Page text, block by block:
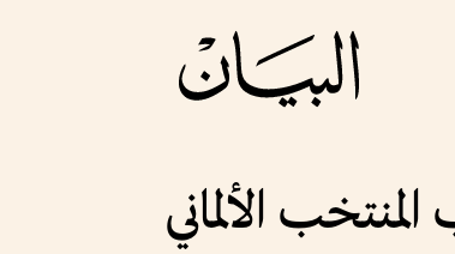
الألماني